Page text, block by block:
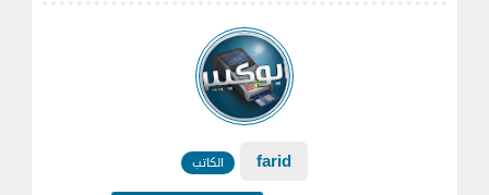
farid الكاتب